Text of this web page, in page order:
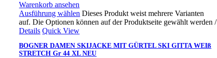
Warenkorb ansehen
Ausführung wählen Dieses Produkt weist mehrere Varianten
auf. Die Optionen können auf der Produktseite gewählt werden/
Details Quick View
BOGNER DAMEN SKIJACKE MIT GÜRTEL SKI GITTA WEIß
STRETCH Gr 44 XL NEU